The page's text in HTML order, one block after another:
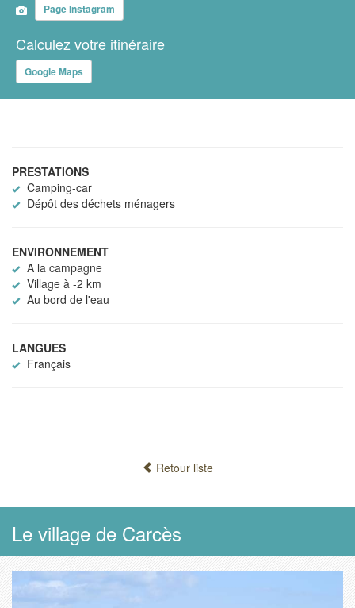
Page Instagram
Calculez votre itinéraire
Google Maps
PRESTATIONS
Camping-car
Dépôt des déchets ménagers
ENVIRONNEMENT
A la campagne
Village à -2 km
Au bord de l'eau
LANGUES
Français
Retour liste
Le village de Carcès